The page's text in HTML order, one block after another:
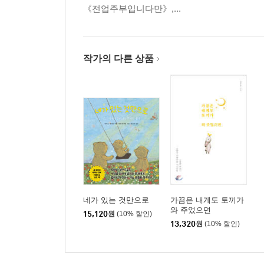
《전업주부입니다만》,...
작가의 다른 상품
네가 있는 것만으로
15,120원 (10% 할인)
가끔은 내게도 토끼가
와 주었으면
13,320원 (10% 할인)